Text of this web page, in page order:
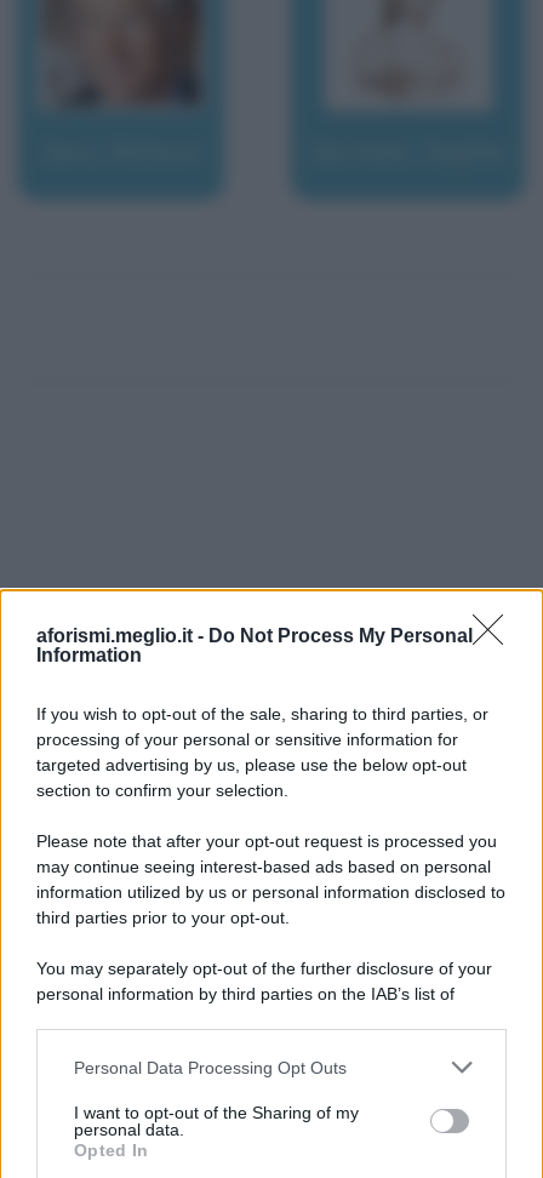
aforismi.meglio.it - Do Not Process My Personal
Information
If you wish to opt-out of the sale, sharing to third parties, or
processing of your personal or sensitive information for
targeted advertising by us, please use the below opt-out
section to confirm your selection.
Please note that after your opt-out request is processed you
may continue seeing interest-based ads based on personal
information utilized by us or personal information disclosed to
third parties prior to your opt-out.
You may separately opt-out of the further disclosure of your
personal information by third parties on the IAB’s list of
This information may also be disclosed by us to third parties
disclose it to other third parties.
Please note that this website/app uses one or more Google
Personal Data Processing Opt Outs
I want to opt-out of the Sharing of my
personal data.
Opted In
Ricevi LE FRASI PIÙ BELLE via e-mail
E-mail